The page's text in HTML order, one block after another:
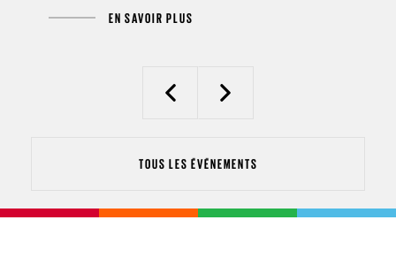
EN SAVOIR PLUS
Previous Next
TOUS LES ÉVÉNEMENTS